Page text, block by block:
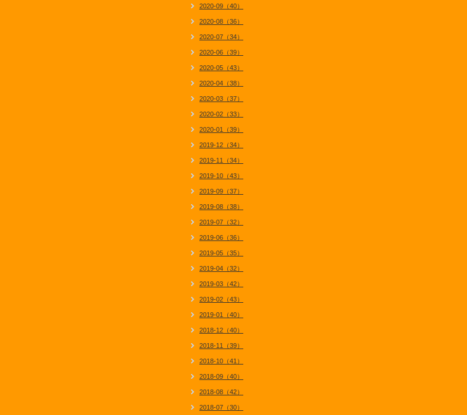
2020-09（40）
2020-08（36）
2020-07（34）
2020-06（39）
2020-05（43）
2020-04（38）
2020-03（37）
2020-02（33）
2020-01（39）
2019-12（34）
2019-11（34）
2019-10（43）
2019-09（37）
2019-08（38）
2019-07（32）
2019-06（36）
2019-05（35）
2019-04（32）
2019-03（42）
2019-02（43）
2019-01（40）
2018-12（40）
2018-11（39）
2018-10（41）
2018-09（40）
2018-08（42）
2018-07（30）